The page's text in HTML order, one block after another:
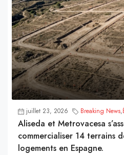
juillet 23, 2026 Breaking News,
Aliseda et Metrovacesa
commercialiser 14 terrains
logements en Espagne.